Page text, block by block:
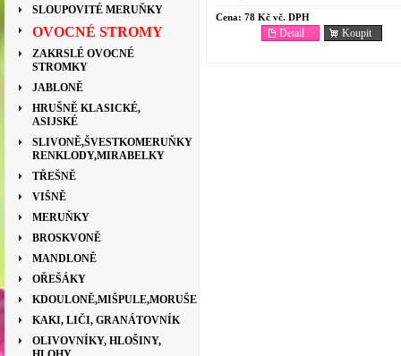
SLOUPOVITÉ MERUŇKY
OVOCNÉ STROMY
ZAKRSLÉ OVOCNÉ
STROMKY
JABLONĚ
HRUŠNĚ KLASICKÉ,
ASIJSKÉ
SLIVONĚ,ŠVESTKOMERUŇKY
RENKLODY,MIRABELKY
TŘEŠNĚ
VIŠNĚ
MERUŇKY
BROSKVONĚ
MANDLONĚ
OŘEŠÁKY
KDOULONĚ,MIŠPULE,MORUŠE
KAKI, LIČI, GRANÁTOVNÍK
OLIVOVNÍKY, HLOŠINY,
Cena: 78 Kč vč. DPH
Koupit
Detail